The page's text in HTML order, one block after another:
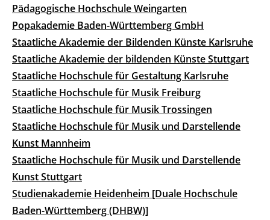
Pädagogische Hochschule Weingarten
Popakademie Baden-Württemberg GmbH
Staatliche Akademie der Bildenden Künste Karlsruhe
Staatliche Akademie der bildenden Künste Stuttgart
Staatliche Hochschule für Gestaltung Karlsruhe
Staatliche Hochschule für Musik Freiburg
Staatliche Hochschule für Musik Trossingen
Staatliche Hochschule für Musik und Darstellende
Kunst Mannheim
Staatliche Hochschule für Musik und Darstellende
Kunst Stuttgart
Studienakademie Heidenheim [Duale Hochschule
Baden-Württemberg (DHBW)]